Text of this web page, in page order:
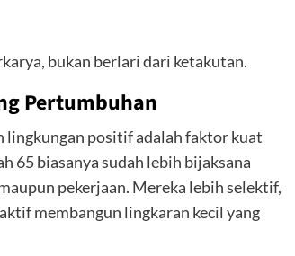
bukan berlari dari ketakutan.
Pertumbuhan
lingkungan positif adalah faktor kuat
65 biasanya sudah lebih bijaksana
pekerjaan. Mereka lebih selektif,
membangun lingkaran kecil yang